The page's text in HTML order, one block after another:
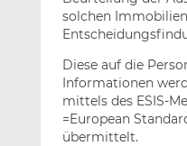
solchen
Diese auf die
Informationen
mittels des ESIS-
=European
übermittelt.